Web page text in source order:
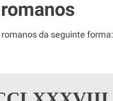
ABNT
da seguinte forma: